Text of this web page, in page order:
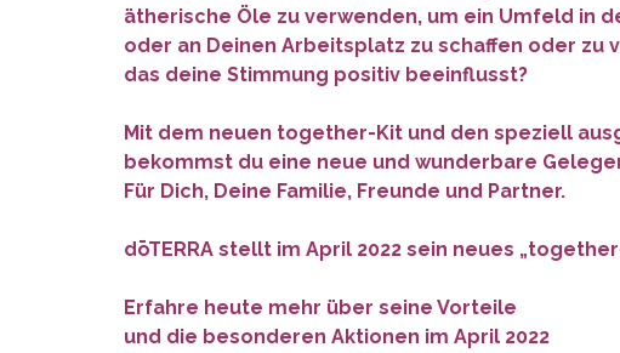
ätherische Öle zu verwenden, um ein Umfeld in
oder an Deinen Arbeitsplatz zu schaffen oder zu
das deine Stimmung positiv beeinflusst?
Mit dem neuen together-Kit und den speziell
bekommst du eine neue und wunderbare
Für Dich, Deine Familie, Freunde und Partner.
dōTERRA stellt im April 2022 sein neues
Erfahre heute mehr über seine Vorteile
und die besonderen Aktionen im April 2022